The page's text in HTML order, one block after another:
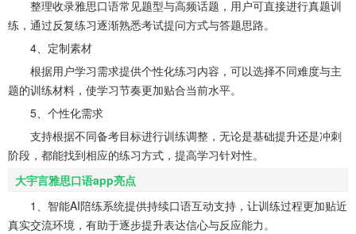
整理收录雅思口语常见题型与高频话题，用户可直接进行真题训
练，通过反复练习逐渐熟悉考试提问方式与答题思路。
4、定制素材
根据用户学习需求提供个性化练习内容，可以选择不同难度与主
题的训练材料，使学习节奏更加贴合当前水平。
5、个性化需求
支持根据不同备考目标进行训练调整，无论是基础提升还是冲刺
阶段，都能找到相应的练习方式，提高学习针对性。
大宇言雅思口语app亮点
1、智能AI陪练系统提供持续口语互动支持，让训练过程更加贴近
真实交流环境，有助于逐步提升表达信心与反应能力。